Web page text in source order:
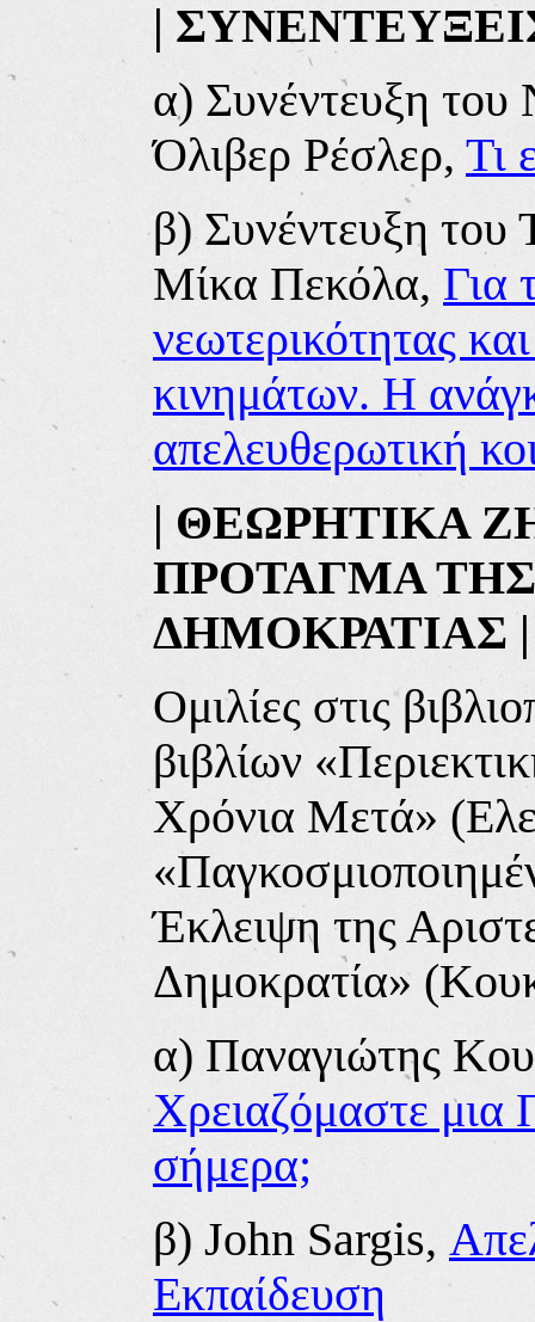
|
α) Συνέντευξη
Όλιβερ Ρέσλερ, Τι
β) Συνέντευξη
Μίκα Πεκόλα, Για
νεωτερικότητας
κινημάτων. Η
απελευθερωτική
| ΘΕΩΡΗΤΙΚΑ
ΠΡΟΤΑΓΜΑ
ΔΗΜΟΚΡΑΤΙΑΣ |
Ομιλίες στις
βιβλίων
Χρόνια Μετά»
Έκλειψη της
Δημοκρατία»
α) Παναγιώτης
Χρειαζόμαστε μια
σήμερα;
β) John Sargis,
Εκπαίδευση